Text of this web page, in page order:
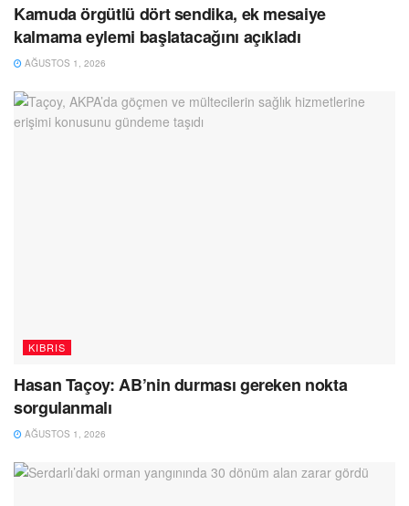
Kamuda örgütlü dört sendika, ek mesaiye
kalmama eylemi başlatacağını açıkladı
AĞUSTOS 1, 2026
KIBRIS
Hasan Taçoy: AB’nin durması gereken nokta
sorgulanmalı
AĞUSTOS 1, 2026